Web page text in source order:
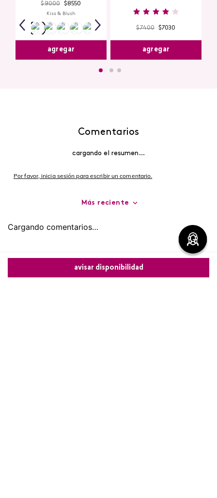
avisar disponibilidad
$9000 $8550
Kiss & Blush
agregar
$7400 $7030
agregar
Comentarios
cargando el resumen…
Por favor, inicia sesión para escribir un comentario.
Más reciente
Cargando comentarios…